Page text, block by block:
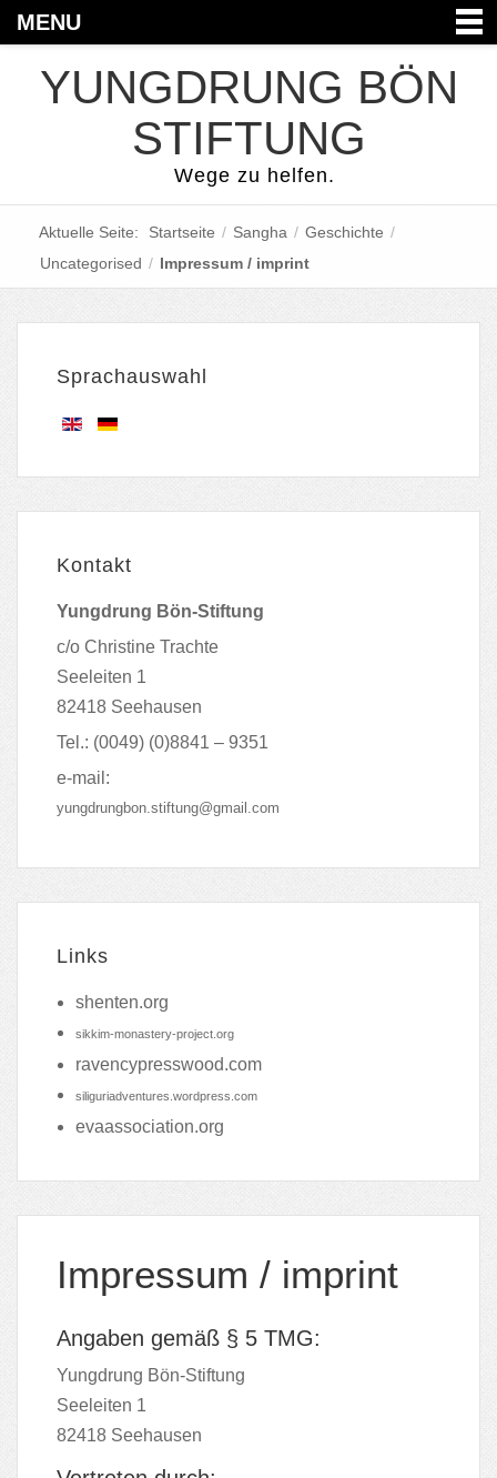
MENU
YUNGDRUNG BÖN
STIFTUNG
Wege zu helfen.
Aktuelle Seite: Startseite / Sangha / Geschichte /
Uncategorised / Impressum / imprint
Sprachauswahl
Kontakt
Yungdrung Bön-Stiftung
c/o Christine Trachte
Seeleiten 1
82418 Seehausen
Tel.: (0049) (0)8841 – 9351
e-mail:
yungdrungbon.stiftung@gmail.com
Links
shenten.org
sikkim-monastery-project.org
ravencypresswood.com
siliguriadventures.wordpress.com
evaassociation.org
Impressum / imprint
Angaben gemäß § 5 TMG:
Yungdrung Bön-Stiftung
Seeleiten 1
82418 Seehausen